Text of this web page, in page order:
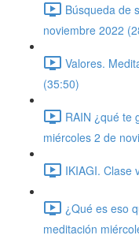
Búsqueda de
noviembre 2022
Valores.
(35:50)
RAIN ¿qué te
miércoles 2 de
IKIAGI. Clase
¿Qué es eso
meditación